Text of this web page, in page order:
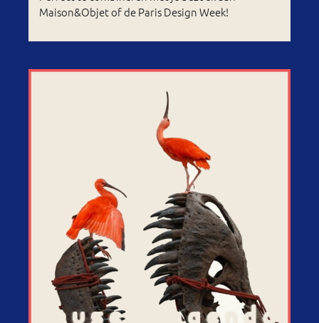
Maison&Objet of de Paris Design Week!